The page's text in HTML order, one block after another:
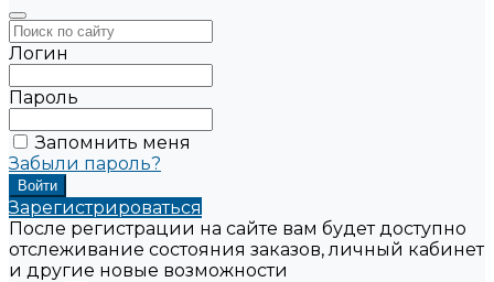
Логин
Пароль
Запомнить меня
Забыли пароль?
Зарегистрироваться
После регистрации на сайте вам будет доступно
отслеживание состояния заказов, личный кабинет
и другие новые возможности